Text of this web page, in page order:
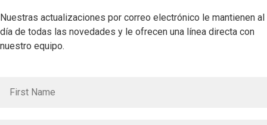
Nuestras actualizaciones por correo electrónico le mantienen al
día de todas las novedades y le ofrecen una línea directa con
nuestro equipo.